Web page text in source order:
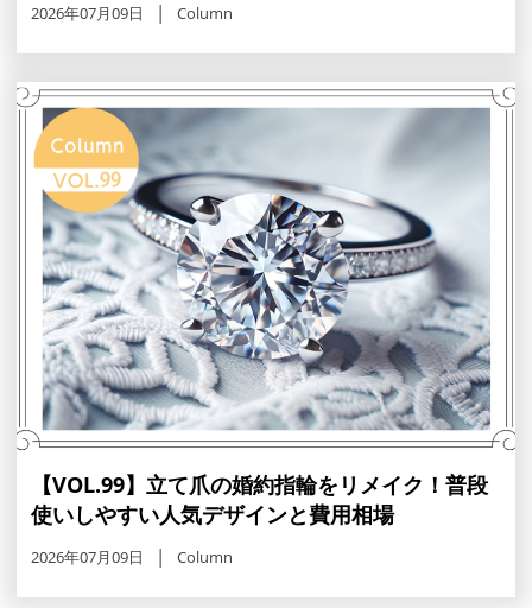
2026年07月09日 Column
【VOL.99】立て爪の婚約指輪をリメイク！普段
使いしやすい人気デザインと費用相場
2026年07月09日 Column